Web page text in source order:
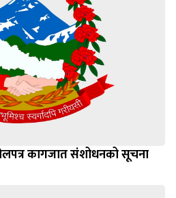
कागजात संशोधनको सूचना